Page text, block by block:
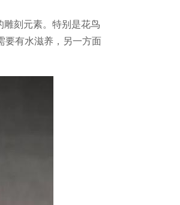
雕刻元素。特别是花鸟
要有水滋养，另一方面